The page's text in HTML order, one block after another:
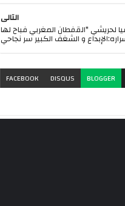
التالى
لحريشي "القفطان المغربي فباح لها
و الشغف الكبير سر نجاحي
BLOGGER
DISQUS
FACEBOOK